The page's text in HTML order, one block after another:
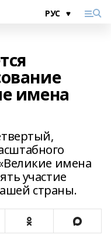
имена
имена
участие
страны.